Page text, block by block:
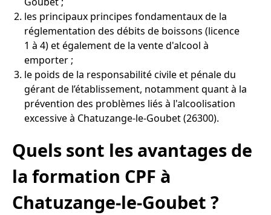
les principaux principes fondamentaux de la
réglementation des débits de boissons (licence
1 à 4) et également de la vente d'alcool à
emporter ;
le poids de la responsabilité civile et pénale du
gérant de l’établissement, notamment quant à la
prévention des problèmes liés à l'alcoolisation
excessive à Chatuzange-le-Goubet (26300).
Quels sont les avantages de
la formation CPF à
Chatuzange-le-Goubet ?